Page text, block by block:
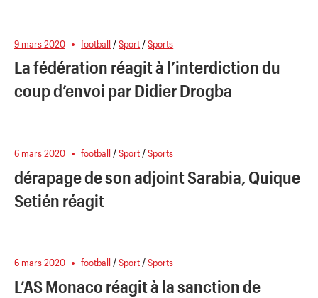
9 mars 2020 football /Sport /Sports
La fédération réagit à l’interdiction du
coup d’envoi par Didier Drogba
6 mars 2020 football /Sport /Sports
dérapage de son adjoint Sarabia, Quique
Setién réagit
6 mars 2020 football /Sport /Sports
L’AS Monaco réagit à la sanction de